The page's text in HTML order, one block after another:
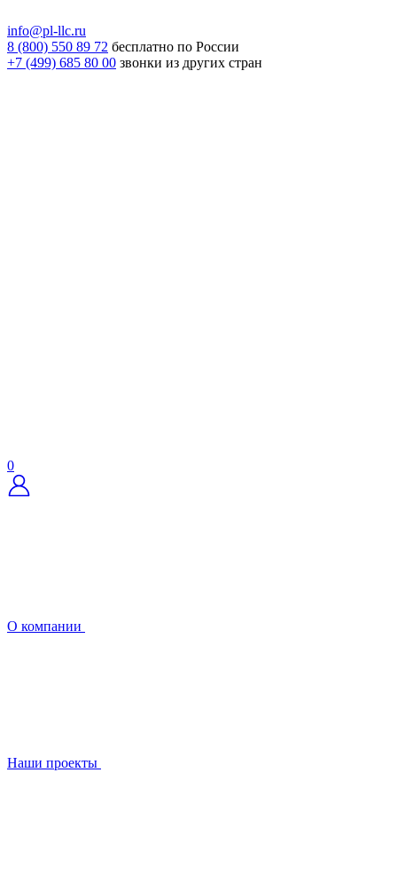
info@pl-llc.ru
8 (800) 550 89 72 бесплатно по России
+7 (499) 685 80 00 звонки из других стран
0
О компании
Наши проекты